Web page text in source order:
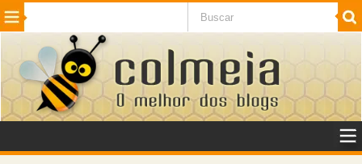
Beleza Cinema e TV
Internet Jogos NotÃ­cias SaÃºde
VeÃ­culos Adulto